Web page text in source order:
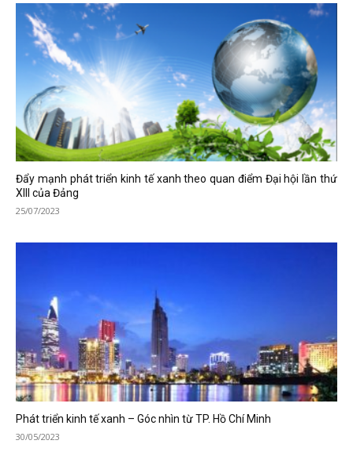
Đẩy mạnh phát triển kinh tế xanh theo quan điểm Đại hội lần thứ
XIII của Đảng
25/07/2023
Phát triển kinh tế xanh – Góc nhìn từ TP. Hồ Chí Minh
30/05/2023